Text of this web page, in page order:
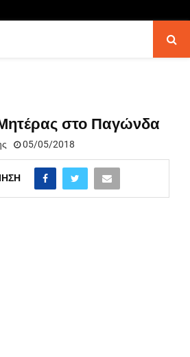
στο Παγώνδα
05/05/2018